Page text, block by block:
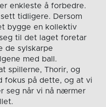
enkleste å forbedre.
tidligere. Dersom
bygge en kollektiv
til det laget foretar
de sylskarpe
med ball.
spillerne, Thorir, og
fokus på dette, og at vi
seg når vi nå nærmer